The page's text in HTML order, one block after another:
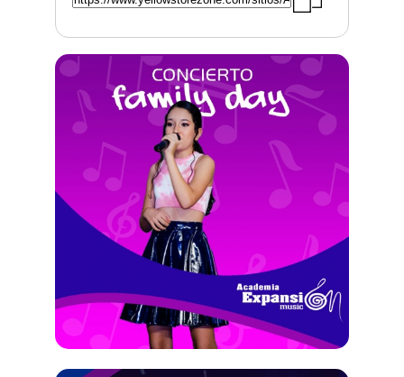
SERVICIOS
Abogados
Academias e institutos
Aeropuertos
Agencia de festejo
Agencia de marketing
Agencia de publicidad
Agencia de viajes
Clinicas
Companias de envio
Consultoria empresarial
Consultorios medicos
Digital
Educacion
Electricidad
Electronica